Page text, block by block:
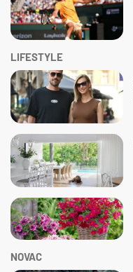
NOVAC
LIFESTYLE